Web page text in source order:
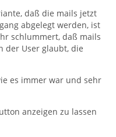
daß die mails jetzt
abgelegt werden, ist
schlummert, daß mails
der User glaubt, die
es immer war und sehr
anzeigen zu lassen